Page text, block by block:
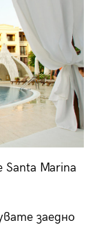
Marina
заедно